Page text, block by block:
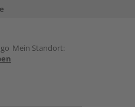
Mein Standort: